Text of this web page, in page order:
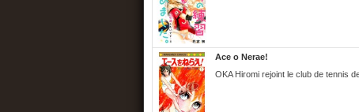
Ace o Nerae!
OKA Hiromi rejoint le club de tennis